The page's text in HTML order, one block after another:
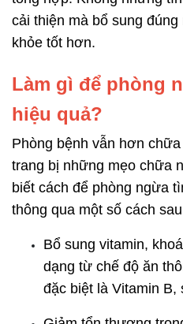
cải thiện mà bổ sung
khỏe tốt hơn.
Làm gì để phòng
hiệu quả?
Phòng bệnh vẫn hơn
trang bị những mẹo chữa
biết cách để phòng ngừa
thông qua một số cách
Bổ sung vitamin,
dạng từ chế độ ăn
đặc biệt là Vitamin B,